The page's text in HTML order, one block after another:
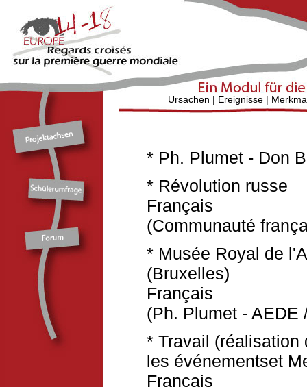
Ursachen | Ereignisse |
* Ph. Plumet - Don
* Révolution russe
Français
(Communauté
* Musée Royal de
(Bruxelles)
Français
(Ph. Plumet - AEDE
* Travail
les événementset
Français